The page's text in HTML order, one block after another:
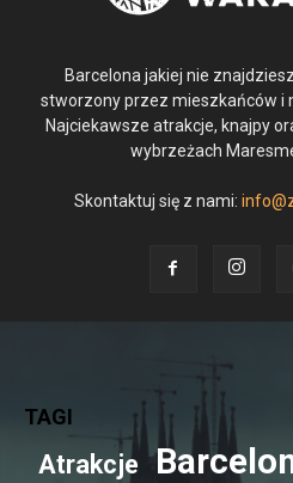
Barcelona jakiej nie
stworzony przez mieszkańców i
Najciekawsze atrakcje, knajpy
wybrzeżach
Skontaktuj się z nami:
TAGI
Atrakcje